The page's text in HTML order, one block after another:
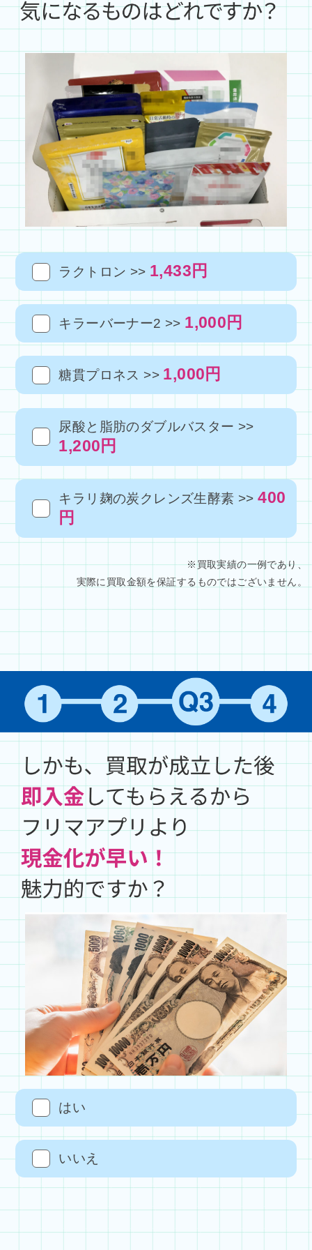
ラクトロン >> 1,433円
キラーバーナー2 >> 1,000円
糖貫プロネス >> 1,000円
尿酸と脂肪のダブルバスター >>
1,200円
キラリ麹の炭クレンズ生酵素 >>400
円
※買取実績の一例であり、
実際に買取金額を保証するものではございません。
はい
いいえ